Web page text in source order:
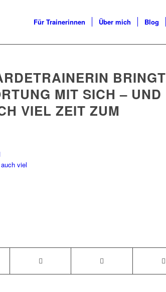
Für Trainerinnen Über mich Blog
BRINGT
MIT SICH – UND
VIEL ZEIT ZUM